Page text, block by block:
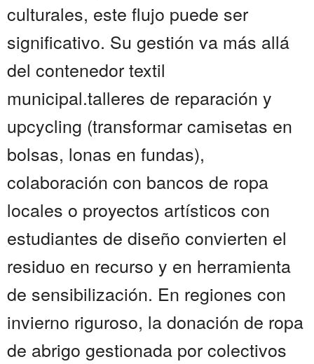
culturales, este flujo puede ser
significativo. Su gestión va más allá
del contenedor textil
municipal.talleres de reparación y
upcycling (transformar camisetas en
bolsas, lonas en fundas),
colaboración con bancos de ropa
locales o proyectos artísticos con
estudiantes de diseño convierten el
residuo en recurso y en herramienta
de sensibilización. En regiones con
invierno riguroso, la donación de ropa
de abrigo gestionada por colectivos